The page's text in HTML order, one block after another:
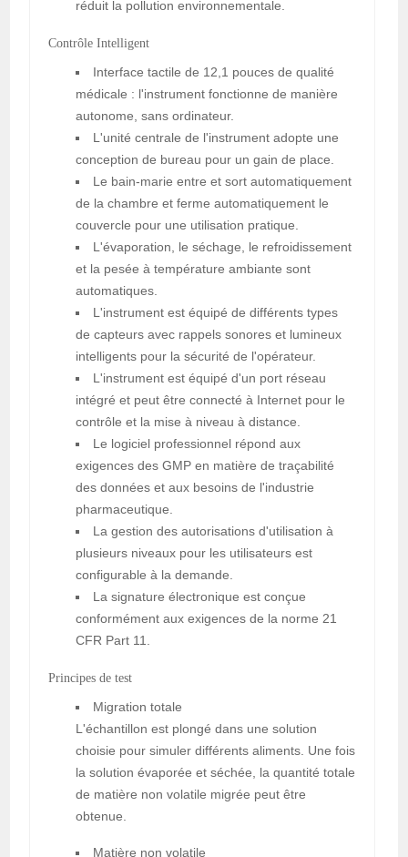
réduit la pollution environnementale.
Contrôle Intelligent
Interface tactile de 12,1 pouces de qualité
médicale : l'instrument fonctionne de manière
autonome, sans ordinateur.
L'unité centrale de l'instrument adopte une
conception de bureau pour un gain de place.
Le bain-marie entre et sort automatiquement
de la chambre et ferme automatiquement le
couvercle pour une utilisation pratique.
L'évaporation, le séchage, le refroidissement
et la pesée à température ambiante sont
automatiques.
L'instrument est équipé de différents types
de capteurs avec rappels sonores et lumineux
intelligents pour la sécurité de l'opérateur.
L'instrument est équipé d'un port réseau
intégré et peut être connecté à Internet pour le
contrôle et la mise à niveau à distance.
Le logiciel professionnel répond aux
exigences des GMP en matière de traçabilité
des données et aux besoins de l'industrie
pharmaceutique.
La gestion des autorisations d'utilisation à
plusieurs niveaux pour les utilisateurs est
configurable à la demande.
La signature électronique est conçue
conformément aux exigences de la norme 21
CFR Part 11.
Principes de test
Migration totale
L'échantillon est plongé dans une solution
choisie pour simuler différents aliments. Une fois
la solution évaporée et séchée, la quantité totale
de matière non volatile migrée peut être
obtenue.
Matière non volatile